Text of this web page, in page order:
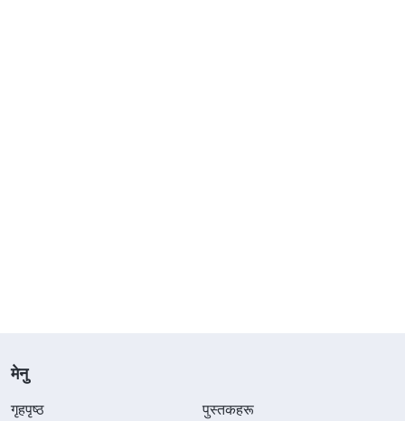
मेनु
गृहपृष्ठ
पुस्तकहरू